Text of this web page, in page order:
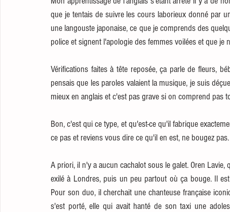
que je tentais de suivre les cours laborieux donné par
une langouste japonaise, ce que je comprends des
police et signent l'apologie des femmes voilées et que je
Vérifications faites à tête reposée, ça parle de fleurs,
pensais que les paroles valaient la musique, je suis
mieux en anglais et c'est pas grave si on comprend pas
Bon, c'est qui ce type, et qu'est-ce qu'il fabrique
ce pas et reviens vous dire ce qu'il en est, ne bougez pas.
A priori, il n'y a aucun cachalot sous le galet. Oren
exilé à Londres, puis un peu partout où ça bouge. Il
Pour son duo, il cherchait une chanteuse française
s'est porté, elle qui avait hanté de son taxi une